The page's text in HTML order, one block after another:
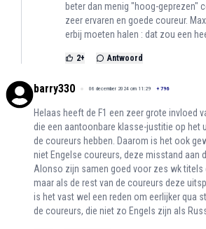
beter dan menig "hoog-geprezen"
zeer ervaren en goede coureur.
erbij moeten halen : dat zou een
2+ Antwoord
barry330 06 december 2024 om 11:29 + 796
Helaas heeft de F1 een zeer grote invloed
die een aantoonbare klasse-justitie op het
de coureurs hebben. Daarom is het ook
niet Engelse coureurs, deze misstand aan
Alonso zijn samen goed voor zes wk titels
maar als de rest van de coureurs deze
is het vast wel een reden om eerlijker qua
de coureurs, die niet zo Engels zijn als